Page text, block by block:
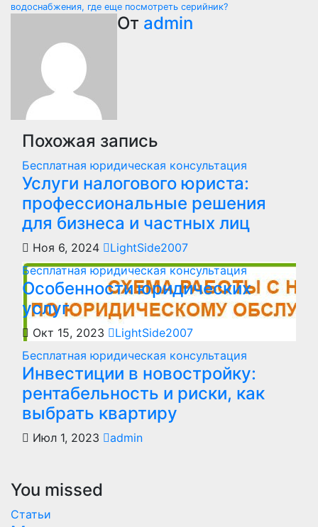
записям
водоснабжения, где еще посмотреть серийник?
От admin
Похожая запись
Бесплатная юридическая консультация
Услуги налогового юриста:
профессиональные решения
для бизнеса и частных лиц
Ноя 6, 2024
LightSide2007
Бесплатная юридическая консультация
Особенности юридических
услуг
Окт 15, 2023
LightSide2007
Бесплатная юридическая консультация
Инвестиции в новостройку:
рентабельность и риски, как
выбрать квартиру
Июл 1, 2023 admin
You missed
Статьи